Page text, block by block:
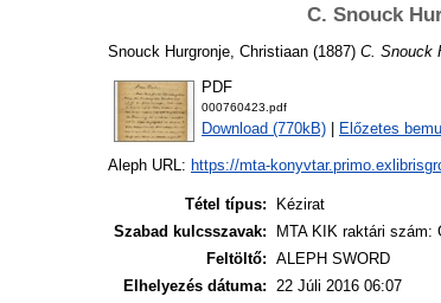
C. Snouck
Snouck Hurgronje, Christiaan (1887) C. Snouck
PDF
000760423.pdf
Download (770kB) Előzetes
Aleph URL: https://mta-
Tétel típus:
Kézirat
Szabad kulcsszavak:
MTA KIK raktári szám:
Feltöltő: ALEPH SWORD
Elhelyezés dátuma: 22 Júli 2016 06:07